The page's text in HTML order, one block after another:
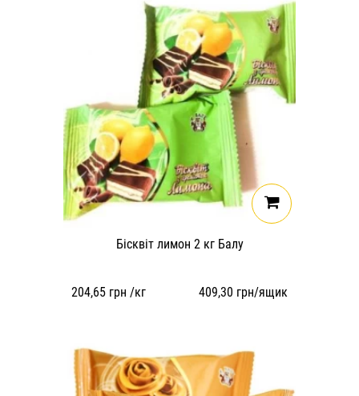
Бісквіт лимон 2 кг Балу
204,65 грн /кг 409,30 грн/ящик